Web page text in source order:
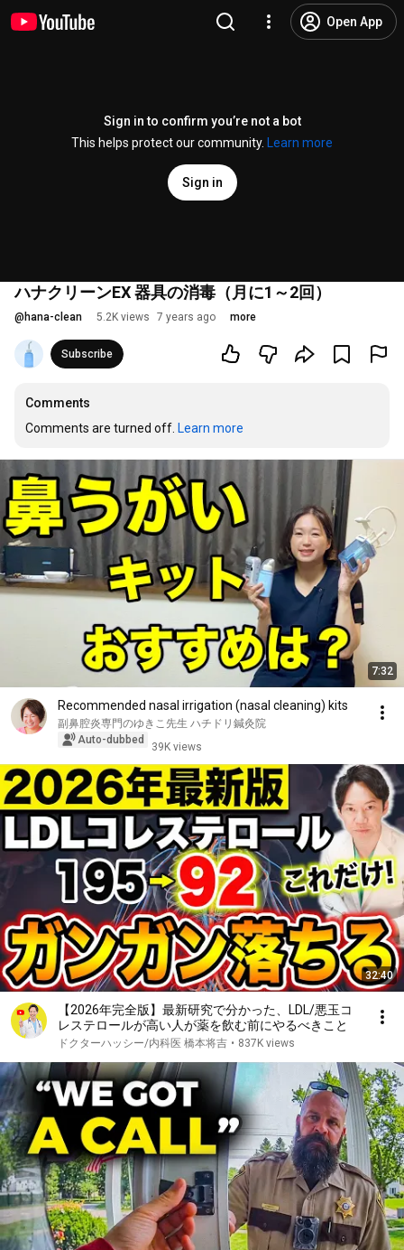
Open App
Sign in to confirm you’re not a bot
This helps protect our community.
Learn more
Sign in
ハナクリーンEX 器具の消毒（月に1～2回）
@ hana-clean 5.2K views 7 years ago more
Subscribe
Comments
Comments are turned off. Learn more
7:32
Recommended nasal irrigation (nasal cleaning) kits
副鼻腔炎専門のゆきこ先生 ハチドリ鍼灸院
Auto-dubbed
39K views
32:40
【2026年完全版】最新研究で分かった、LDL/悪玉コ
レステロールが高い人が薬を飲む前にやるべきこと
ドクターハッシー/内科医 橋本将吉 • 837K views